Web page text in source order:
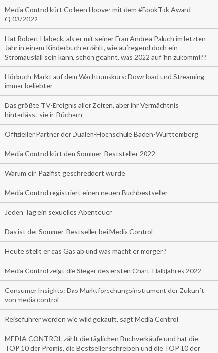
Media Control kürt Colleen Hoover mit dem #BookTok Award
Q.03/2022
Hat Robert Habeck, als er mit seiner Frau Andrea Paluch im letzten
Jahr in einem Kinderbuch erzählt, wie aufregend doch ein
Stromausfall sein kann, schon geahnt, was 2022 auf ihn zukommt??
Hörbuch-Markt auf dem Wachtumskurs: Download und Streaming
immer beliebter
Das größte TV-Ereignis aller Zeiten, aber ihr Vermächtnis
hinterlässt sie in Büchern
Offizieller Partner der Dualen-Hochschule Baden-Württemberg
Media Control kürt den Sommer-Beststeller 2022
Warum ein Pazifist geschreddert wurde
Media Control registriert einen neuen Buchbestseller
Jeden Tag ein sexuelles Abenteuer
Das ist der Sommer-Bestseller bei Media Control
Heute stellt er das Gas ab und was macht er morgen?
Media Control zeigt die Sieger des ersten Chart-Halbjahres 2022
Consumer Insights: Das Marktforschungsinstrument der Zukunft
von media control
Reiseführer werden wie wild gekauft, sagt Media Control
MEDIA CONTROL zählt die täglichen Buchverkäufe und hat die
TOP 10 der Promis, die Bestseller schreiben und die TOP 10 der